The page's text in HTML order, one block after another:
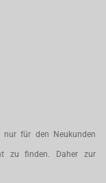
für den Neukunden
zu finden. Daher zur